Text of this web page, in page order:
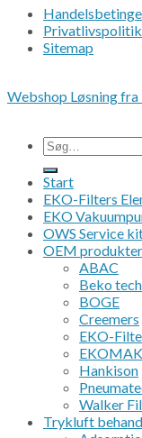
Privatlivspolitik
Sitemap
Webshop Løsning
Søg
efter:
Start
EKO-Filters
EKO
OWS Service
OEM produkter
ABAC
Beko
BOGE
Creemers
EKO-
EKOMAK
Hankison
Walker
Trykluft